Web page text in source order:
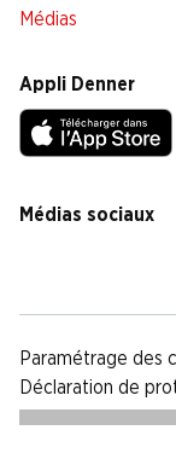
Médias
Appli Denner
Médias sociaux
Paramétrage des
Déclaration de